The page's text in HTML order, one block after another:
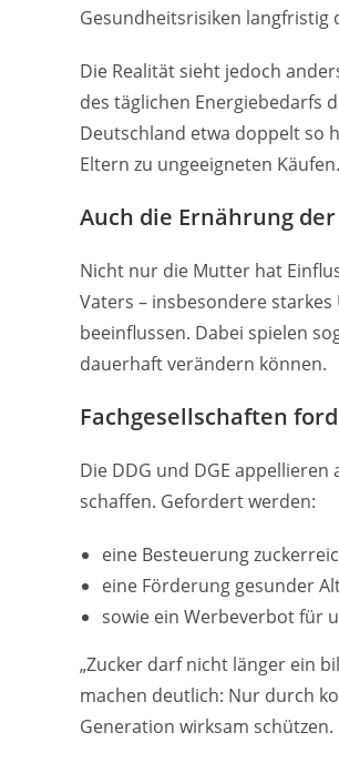
Gesundheitsrisiken langfristig
Die Realität sieht jedoch
des täglichen Energiebedarfs
Deutschland etwa doppelt so
Eltern zu ungeeigneten Käufen.
Auch die Ernährung
Nicht nur die Mutter hat
Vaters – insbesondere
beeinflussen. Dabei spielen
dauerhaft verändern können.
Fachgesellschaften
Die DDG und DGE
schaffen. Gefordert werden:
eine Besteuerung
eine Förderung gesunder
sowie ein Werbeverbot für
„Zucker darf nicht länger ein
machen deutlich: Nur durch
Generation wirksam schützen.